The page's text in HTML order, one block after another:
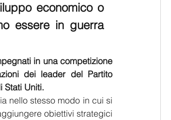
economico o
essere in guerra
in una competizione
dei leader del Partito
Stati Uniti.
nello stesso modo in cui si
obiettivi strategici